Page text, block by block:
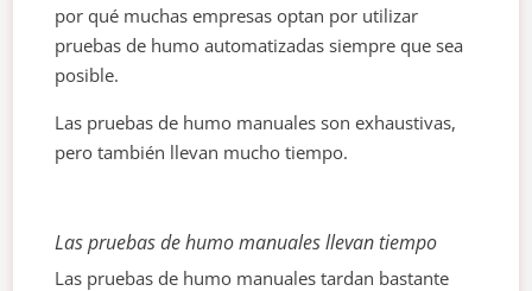
por qué muchas empresas optan por utilizar
pruebas de humo automatizadas siempre que sea
posible.
Las pruebas de humo manuales son exhaustivas,
pero también llevan mucho tiempo.
Las pruebas de humo manuales llevan tiempo
Las pruebas de humo manuales tardan bastante